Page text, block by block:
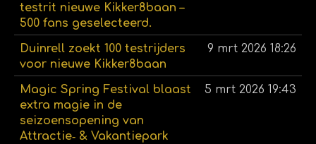
testrit nieuwe Kikker8baan –
500 fans geselecteerd.
Duinrell zoekt 100 testrijders
voor nieuwe Kikker8baan
9 mrt 2026 18:26
Magic Spring Festival blaast
extra magie in de
seizoensopening van
Attractie‑ & Vakantiepark
5 mrt 2026 19:43